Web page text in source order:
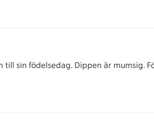
sin födelsedag. Dippen är mumsig.